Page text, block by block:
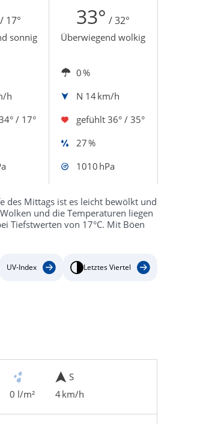
/ 17° 33° / 32°
sonnig Überwiegend wolkig
0 %
h N 14 km/h
/ 17° gefühlt 36° / 35°
27 %
1010 hPa
des Mittags ist es leicht bewölkt und
und die Temperaturen liegen
Tiefstwerten von 17°C. Mit Böen
UV-Index Letztes Viertel
0 l/m²
S
4 km/h